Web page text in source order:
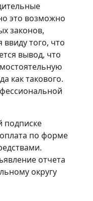
это возможно
законов,
того, что
вывод, что
как такового.
подписке
по форме
отчета
округу